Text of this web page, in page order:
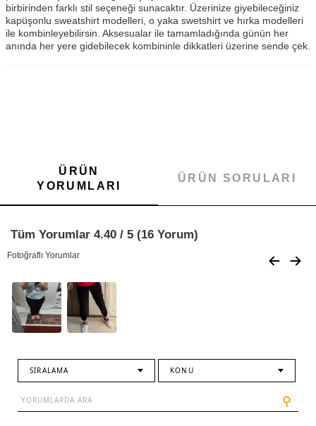
birbirinden farklı stil seçeneği sunacaktır. Üzerinize giyebileceğiniz
kapüşonlu sweatshirt modelleri, o yaka swetshirt ve hırka modelleri
ile kombinleyebilirsin. Aksesualar ile tamamladığında günün her
anında her yere gidebilecek kombininle dikkatleri üzerine sende çek.
ÜRÜN
YORUMLARI
ÜRÜN SORULARI
Tüm Yorumlar 4.40 / 5 (16 Yorum)
Fotoğraflı Yorumlar
SIRALAMA KONU
⚲